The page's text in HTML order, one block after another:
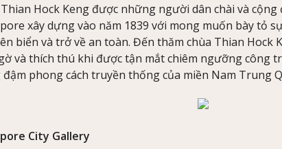
Hock Keng được những người dân chài và
xây dựng vào năm 1839 với mong muốn bày tỏ
biển và trở về an toàn. Đến thăm chùa Thian Hock
và thích thú khi được tận mắt chiêm ngưỡng công
đậm phong cách truyền thống của miền Nam Trung
City Gallery